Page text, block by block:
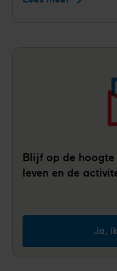
eerder
zichtbaar
Blijf op de
leven en de
Ja,